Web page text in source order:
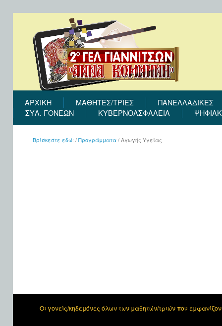
ΑΡΧΙΚΉ ΜΑΘΗΤΕΣ/ΤΡΙΕΣ
ΠΑΝΕΛΛΑΔΙΚΕΣ
ΣΎΛ. ΓΟΝΈΩΝ
ΚΥΒΕΡΝΟΑΣΦΑΛΕΙΑ
Βρίσκεστε εδώ: / Προγράμματα / Αγωγής Υγείας
Οι γονείς/κηδεμόνες όλων των μαθητών/τριών που